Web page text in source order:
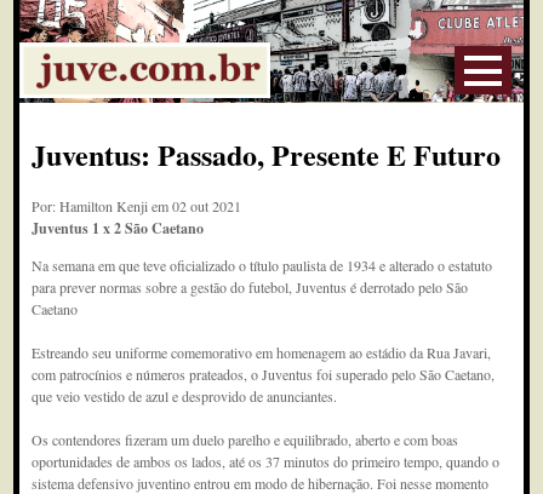
Juventus: Passado, Presente E Futuro
Por: Hamilton Kenji em 02 out 2021
Juventus 1 x 2 São Caetano
Na semana em que teve oficializado o título paulista de 1934 e alterado o estatuto
para prever normas sobre a gestão do futebol, Juventus é derrotado pelo São
Caetano
Estreando seu uniforme comemorativo em homenagem ao estádio da Rua Javari,
com patrocínios e números prateados, o Juventus foi superado pelo São Caetano,
que veio vestido de azul e desprovido de anunciantes.
Os contendores fizeram um duelo parelho e equilibrado, aberto e com boas
oportunidades de ambos os lados, até os 37 minutos do primeiro tempo, quando o
sistema defensivo juventino entrou em modo de hibernação. Foi nesse momento